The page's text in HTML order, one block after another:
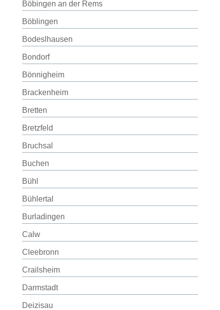
Böbingen an der Rems
Böblingen
Bodeslhausen
Bondorf
Bönnigheim
Brackenheim
Bretten
Bretzfeld
Bruchsal
Buchen
Bühl
Bühlertal
Burladingen
Calw
Cleebronn
Crailsheim
Darmstadt
Deizisau